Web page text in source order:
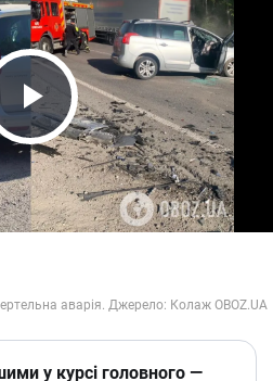
Video
у курсі головного —